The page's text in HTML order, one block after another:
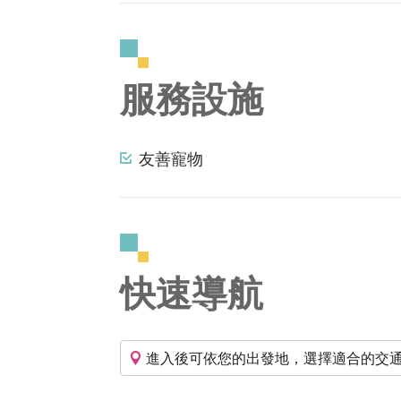
服務設施
友善寵物
快速導航
進入後可依您的出發地，選擇適合的交